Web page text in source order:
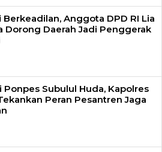
Anggota DPD RI Lia
Dorong Daerah Jadi Penggerak
Ponpes Subulul Huda, Kapolres
Peran Pesantren Jaga